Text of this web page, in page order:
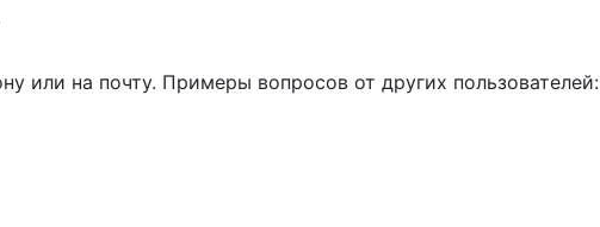
или на почту. Примеры вопросов от других пользователей: